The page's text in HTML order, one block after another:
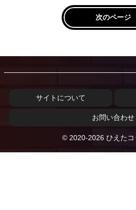
次のページ
サイトについて
お問い合わせ
© 2020-2026 ひえたコ